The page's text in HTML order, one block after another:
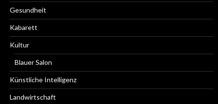
Gesundheit
Kabarett
Kultur
Blauer Salon
Künstliche Intelligenz
Landwirtschaft